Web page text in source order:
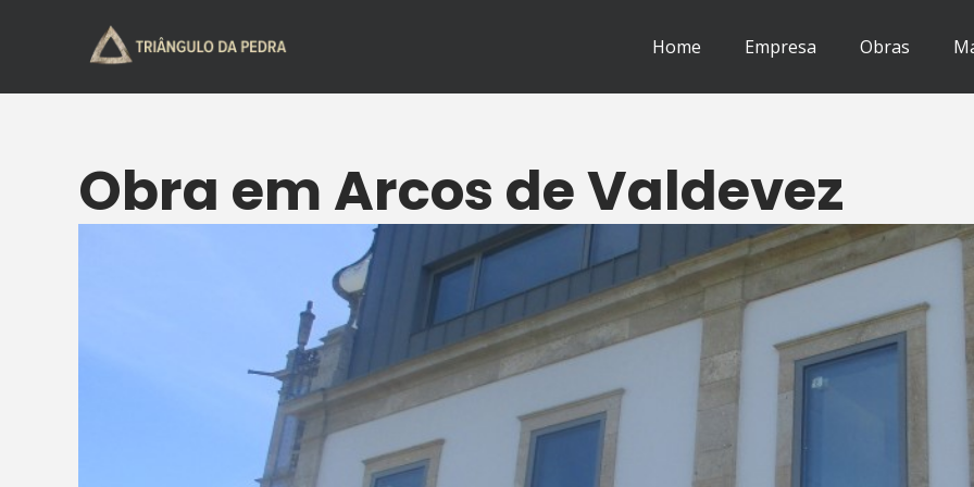
Home Empresa Obras
Obra em Arcos de Valdevez